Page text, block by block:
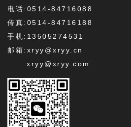
电话:0514-84716088
传真:0514-84716188
手机:13505274531
邮箱:xryy@xryy.cn
xryy@xryy.com